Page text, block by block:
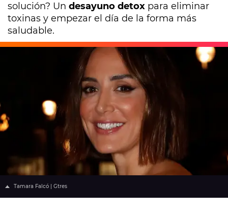
solución? Un desayuno detox para eliminar
toxinas y empezar el día de la forma más
saludable.
Tamara Falcó | Gtres